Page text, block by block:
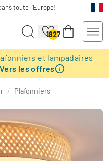
toute l'Europe!
1827
et lampadaires
Vers les offres
/ Plafonniers